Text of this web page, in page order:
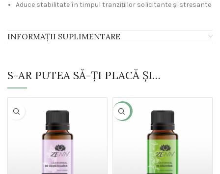
Aduce stabilitate în timpul tranzițiilor solicitante și stresante
INFORMAȚII SUPLIMENTARE
S-AR PUTEA SĂ-ȚI PLACĂ ȘI…
-7%